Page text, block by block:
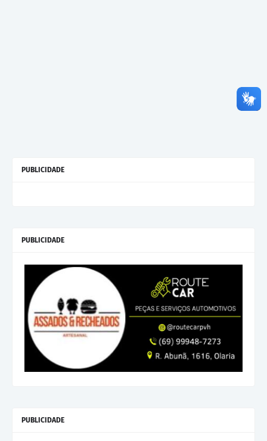
PUBLICIDADE
PUBLICIDADE
PUBLICIDADE